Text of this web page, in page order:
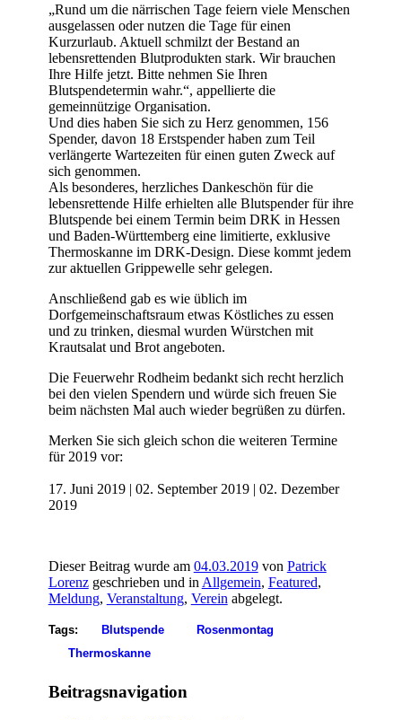
„Rund um die närrischen Tage feiern viele Menschen
ausgelassen oder nutzen die Tage für einen
Kurzurlaub. Aktuell schmilzt der Bestand an
lebensrettenden Blutprodukten stark. Wir brauchen
Ihre Hilfe jetzt. Bitte nehmen Sie Ihren
Blutspendetermin wahr.“, appellierte die
gemeinnützige Organisation.
Und dies haben Sie sich zu Herz genommen, 156
Spender, davon 18 Erstspender haben zum Teil
verlängerte Wartezeiten für einen guten Zweck auf
sich genommen.
Als besonderes, herzliches Dankeschön für die
lebensrettende Hilfe erhielten alle Blutspender für ihre
Blutspende bei einem Termin beim DRK in Hessen
und Baden-Württemberg eine limitierte, exklusive
Thermoskanne im DRK-Design. Diese kommt jedem
zur aktuellen Grippewelle sehr gelegen.
Anschließend gab es wie üblich im
Dorfgemeinschaftsraum etwas Köstliches zu essen
und zu trinken, diesmal wurden Würstchen mit
Krautsalat und Brot angeboten.
Die Feuerwehr Rodheim bedankt sich recht herzlich
bei den vielen Spendern und würde sich freuen Sie
beim nächsten Mal auch wieder begrüßen zu dürfen.
Merken Sie sich gleich schon die weiteren Termine
für 2019 vor:
17. Juni 2019 | 02. September 2019 | 02. Dezember
2019
Dieser Beitrag wurde am 04.03.2019von Patrick
Lorenzgeschrieben und in Allgemein, Featured,
Meldung, Veranstaltung, Verein abgelegt.
Tags: Blutspende
Rosenmontag
Thermoskanne
Beitragsnavigation